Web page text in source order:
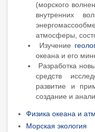
(морского
внутренних
атмосферы,
Изучение
океана и его
Разработка
средств
развитие и
создание и
Физика океана и
Морская экология